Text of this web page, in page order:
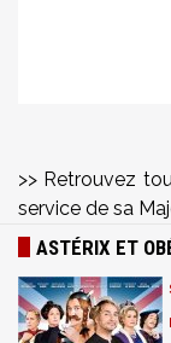
>> Retrouvez
service de sa
ASTÉRIX ET